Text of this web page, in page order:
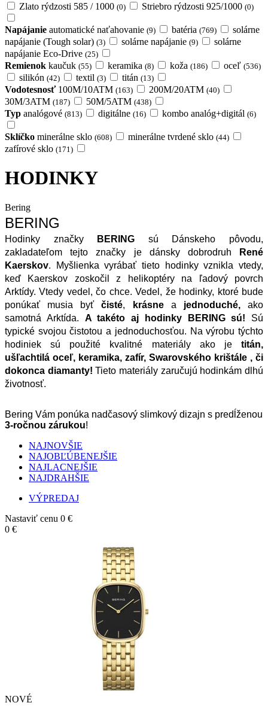
Zlato rýdzosti 585 / 1000 (0) Striebro rýdzosti 925/1000 (0)
Napájanie automatické naťahovanie (9) batéria (769)
solárne
napájanie (Tough solar) (3) solárne napájanie (9)
solárne
napájanie Eco-Drive (25)
Remienok kaučuk (55) keramika (8) koža (186) oceľ (536)
silikón (42) textil (3) titán (13)
Vodotesnosť 100M/10ATM (163) 200M/20ATM (40)
30M/3ATM (187) 50M/5ATM (438)
Typ analógové (813) digitálne (16) kombo analóg+digitál (6)
Sklíčko minerálne sklo (608) minerálne tvrdené sklo (44)
zafírové sklo (171)
HODINKY
Bering
BERING
Hodinky značky BERING sú Dánskeho pôvodu,
zakladateľom tejto značky je dánsky dobrodruh
René
Kaerskov. Myšlienka vyrábať tieto hodinky vznikla vtedy,
keď Kaerskov zoskočil z helikoptéry na ľadový povrch
Arktídy. Vtedy vedel, čo chce. Vedel, že hodinky, ktoré bude
ponúkať musia byť čisté, krásne a jednoduché, ako
samotná Arktída. A takéto aj hodinky BERING sú! Sú
typické svojou čistotou a jednoduchosťou. Na výrobu týchto
hodiniek sú použité kvalitné materiály ako je titán,
ušľachtilá oceľ, keramika, zafír, Swarovského krištále , či
dokonca diamanty! Tieto materiály zaručujú hodinkám dlhú
životnosť.
3-ročnou zárukou!
NAJNOVŠIE
NAJOBĽÚBENEJŠIE
NAJLACNEJŠIE
NAJDRAHŠIE
VÝPREDAJ
Nastaviť cenu 0 €
0 €
NOVÉ